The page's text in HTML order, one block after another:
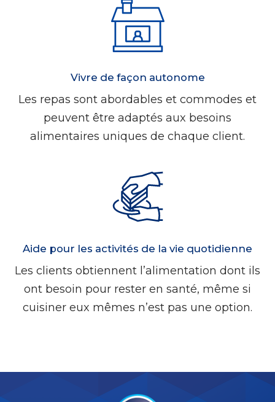
Vivre de façon autonome
Les repas sont abordables et commodes et
peuvent être adaptés aux besoins
alimentaires uniques de chaque client.
Aide pour les activités de la vie quotidienne
Les clients obtiennent l’alimentation dont ils
ont besoin pour rester en santé, même si
cuisiner eux mêmes n’est pas une option.